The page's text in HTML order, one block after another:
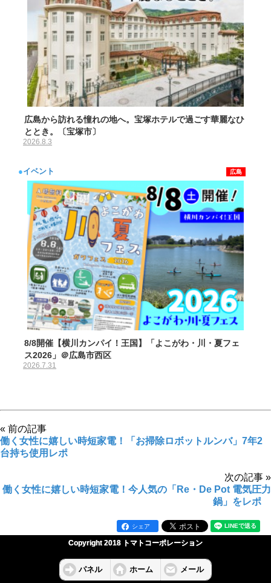
広島から訪れる憧れの地へ。宝塚ホテルで過ごす華麗なひ
ととき。〔宝塚市〕
2026.8.3
●イベント 広島
8/8開催【横川カンパイ！王国】「よこがわ・川・夏フェ
ス2026」＠広島市西区
2026.7.31
« 前の記事
働く女性に嬉しい時短家電！「お掃除ロボットルンバ」7年2
台持ち使用レポ
次の記事 »
働く女性に嬉しい時短家電！今人気の「Re・De Pot 電気圧力
鍋」をレポ
シェア
Copyright 2018 トマトコーポレーション
パネル ホーム メール